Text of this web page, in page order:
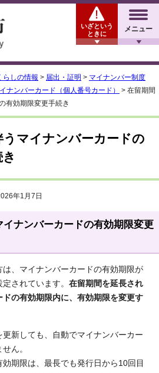
メニュー
いざという
ときに
らしの情報 > 届出・証明 > マイナンバー制度
ナンバーカード（個人番号カード）
> 在留期間
有効期限変更手続き
うマイナンバーカードの
年1月7日
ナンバーカードの有効期限変更
、マイナンバーカードの有効期限が
されています。 在留期間を延長され
の有効期限内に、有効期限を変更す
新しても、自動でマイナンバーカー
ん。
期限は、最長でも発行日から10回目